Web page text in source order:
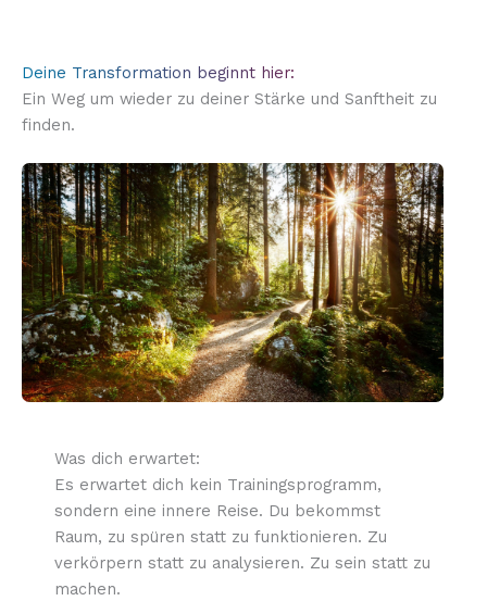
Deine Transformation beginnt hier:
Ein Weg um wieder zu deiner Stärke und Sanftheit zu
finden.
Was dich erwartet:
Es erwartet dich kein Trainingsprogramm,
sondern eine innere Reise. Du bekommst
Raum, zu spüren statt zu funktionieren. Zu
verkörpern statt zu analysieren. Zu sein statt zu
machen.